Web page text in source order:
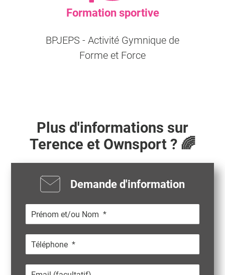
Formation sportive
BPJEPS - Activité Gymnique de
Forme et Force
Plus d'informations sur
Terence et Ownsport ? 🌈
Demande d'information